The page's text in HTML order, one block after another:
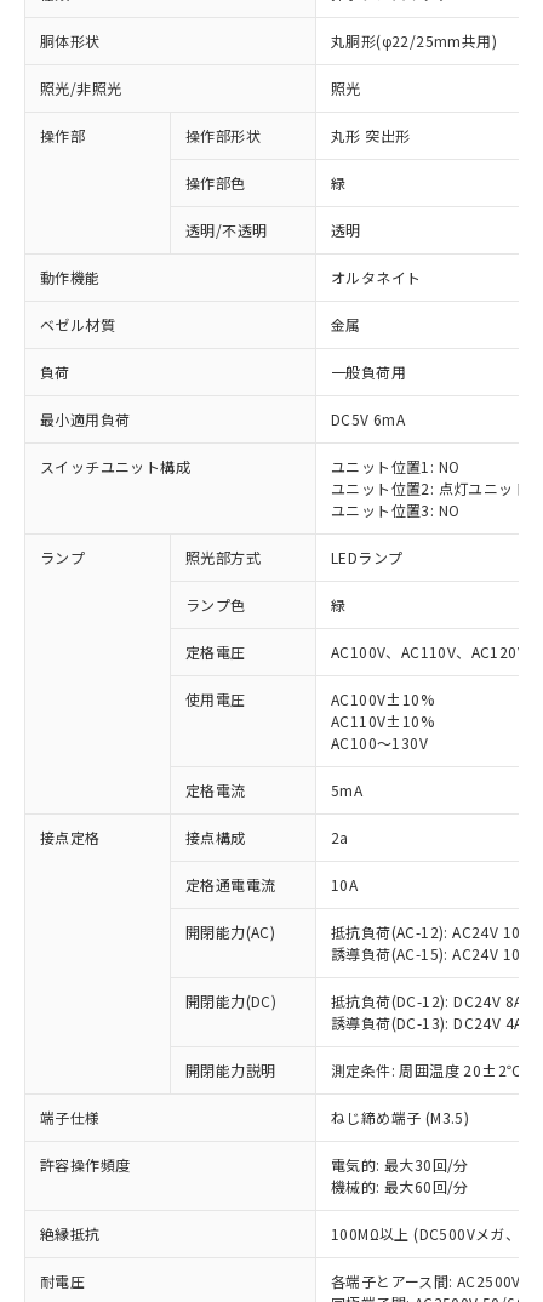
胴体形状 丸胴形(φ22/25mm共用)
照光/非照光 照光
操作部 操作部形状 丸形 突出形
操作部色 緑
透明/不透明 透明
動作機能 オルタネイト
ベゼル材質 金属
負荷 一般負荷用
最小適用負荷 DC5V 6mA
スイッチユニット構成
ユニット位置1: NO
ユニット位置2: 点灯ユニット
ユニット位置3: NO
ランプ 照光部方式 LEDランプ
ランプ色 緑
定格電圧 AC100V、AC110V、AC120V
使用電圧
AC100V±10%
AC110V±10%
AC100～130V
定格電流 5mA
接点定格 接点構成 2a
定格通電電流 10A
開閉能力(AC)
抵抗負荷(AC-12): AC24V 10A/
誘導負荷(AC-15): AC24V
開閉能力(DC)
抵抗負荷(DC-12): DC24V 8A/
誘導負荷(DC-13): DC24V 4A/
開閉能力説明 測定条件: 周囲温度 20±2℃、
端子仕様 ねじ締め端子 (M3.5)
許容操作頻度
電気的: 最大30回/分
機械的: 最大60回/分
絶縁抵抗 100MΩ以上 (DC500Vメガ、点
耐電圧
各端子とアース間: AC2500V
ご利用条件
以下の条件をお読みいただき、同意のうえ
本サービスは、当社制御機器事業取扱
商品の当社在庫状況および標準価格
(税抜)を提供させていただくもので
当社制御機器事業取扱商品の中には、
本サービスの対象外となる商品もある
ことをご了承ください。
在庫状況および標準価格照会結果は、
記載している更新日時点での社内デー
タに基づき作成されるものであり、閲
準価格とは異なる場合があることをご
対応済み：EU RoHS指令（10物質）の
非含有に対応した製品が提供可能な商品で
対応予定：EU RoHS指令（10物質）の非含
有に対応した製品に切り替える予定のある
対応予定なし：EU RoHS指令（10物質）の
非含有に非対応の商品で、対応品を出す予
調査・確認中：EU RoHS指令（10物質）の
非含有の対応状況を調査中または確認中の
非該当品：ライセンス料など無形物で、有
害物質有無と関係のない商品です。
仕入先様の事情により、非含有部品として
いたものが、含有品と判明した場合などや
むを得ず変更することがあります。
*EU RoHS指令（10物質）：
鉛(Pb) 1000ppm以下、 水銀(Hg) 1000ppm以下、 カド
六価クロム(Cr(Ⅵ)) 1000ppm以下、ポリ臭化ビフェニル
「○」：最大均質材料含有率が中国RoHSの
基準値以下であることを示します。
「×」：最大均質材料含有率が中国RoHSの
基準値を超えていることを示します。
「－」：未確認です。当社販売部門へお問
当社は、これら貴社製品のうち、外国
為替および外国貿易法に定める商品
（以下｢規制貨物等」という）を輸出
または国外への提供する場合は、日本
国政府の輸出許可(または役務取引許
可)を取得するなどの必要な手続きを